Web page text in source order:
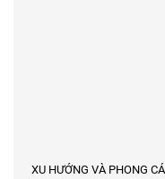
XU HƯỚNG VÀ PHONG